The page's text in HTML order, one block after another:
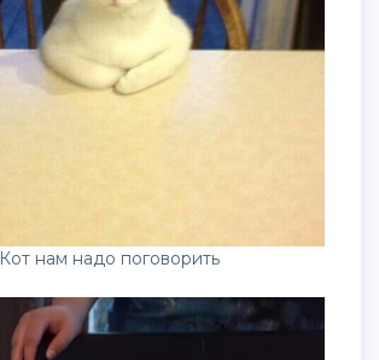
Кот нам надо поговорить